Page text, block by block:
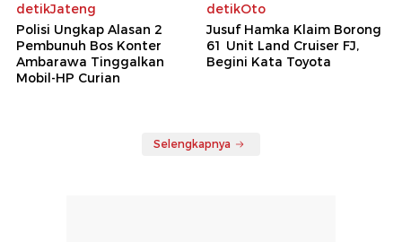
detikJateng
Polisi Ungkap Alasan 2
Pembunuh Bos Konter
Ambarawa Tinggalkan
Mobil-HP Curian
detikOto
Jusuf Hamka Klaim Borong
61 Unit Land Cruiser FJ,
Begini Kata Toyota
Selengkapnya